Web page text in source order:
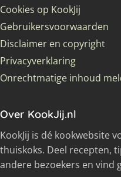
Cookies op KookJij
Gebruikersvoorwaarden
Disclaimer en copyright
Privacyverklaring
Onrechtmatige inhoud
Over KookJij.nl
KookJij is dé kookwebsite
thuiskoks. Deel recepten,
andere bezoekers en vind